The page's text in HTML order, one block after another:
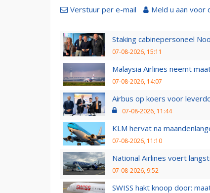
Verstuur per e-mail Meld u aan voor
Staking cabinepersoneel
07-08-2026, 15:11
Malaysia Airlines neemt
07-08-2026, 14:07
Airbus op koers voor
07-08-2026, 11:44
KLM hervat na
07-08-2026, 11:10
National Airlines voert
07-08-2026, 9:52
SWISS hakt knoop door: